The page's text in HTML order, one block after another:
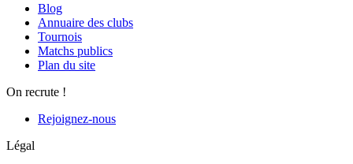
Blog
Annuaire des clubs
Tournois
Matchs publics
Plan du site
On recrute !
Rejoignez-nous
Légal